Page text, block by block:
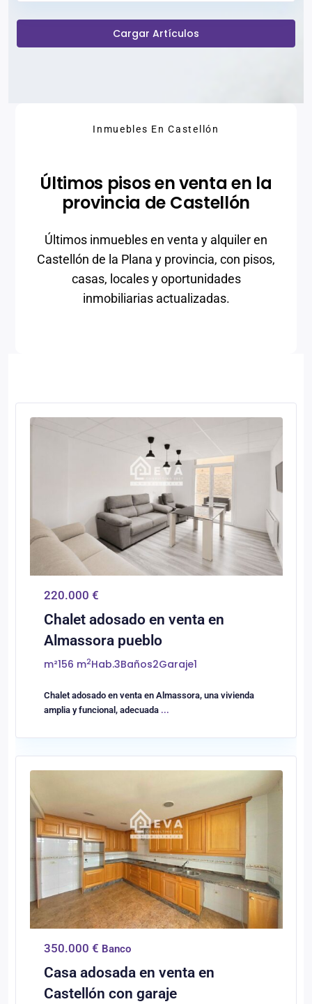
Cargar Artículos
Inmuebles En Castellón
Últimos pisos en venta en la
provincia de Castellón
Últimos inmuebles en venta y alquiler en
Castellón de la Plana y provincia, con pisos,
casas, locales y oportunidades
inmobiliarias actualizadas.
0 Almassora/Almazora
220.000 €
Chalet adosado en venta en
Almassora pueblo
m²156 m2Hab.3Baños2Garaje1
Chalet adosado en venta en Almassora, una vivienda
amplia y funcional, adecuada ...
0 Castellón/Castelló
350.000 € Banco
Casa adosada en venta en
Castellón con garaje